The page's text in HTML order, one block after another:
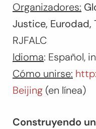
Organizadores:
Justice, Eurodad,
RJFALC
Idioma: Español,
Cómo unirse:
Beijing (en línea)
Construyendo